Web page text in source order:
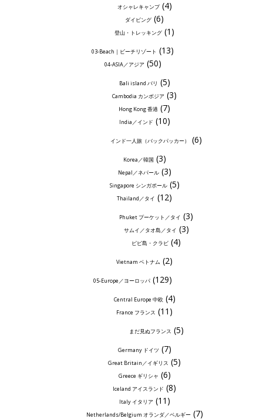
オシャレキャンプ(4)
ダイビング (6)
登山・トレッキング (1)
03-Beach｜ビーチリゾート (13)
04-ASIA／アジア(50)
Bali island バリ (5)
Cambodia カンボジア (3)
Hong Kong 香港 (7)
India／インド (10)
インド一人旅（バックパッカー） (6)
Korea／韓国 (3)
Nepal／ネパール(3)
Singapore シンガポール(5)
Thailand／タイ (12)
Phuket プーケット／タイ (3)
サムイ／タオ島／タイ (3)
ピピ島・クラビ (4)
Vietnam ベトナム (2)
05-Europe／ヨーロッパ (129)
Central Europe 中欧 (4)
France フランス (11)
まだ見ぬフランス (5)
Germany ドイツ (7)
Great Britain／イギリス (5)
Greece ギリシャ (6)
Iceland アイスランド (8)
Italy イタリア(11)
Netherlands/Belgium オランダ／ベルギー(7)